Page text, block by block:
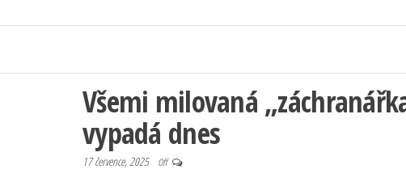
Všemi milovaná
vypadá dnes
17 července, 2025 Off